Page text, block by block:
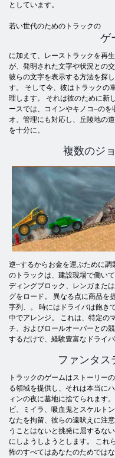
としています。
若い世代のためのトラックの
ゲ
に加えて、レーストラックを再
が、発明された文字や状況との
彼らの文字を表示する方法を探
す。 そして今、彼はトラックの
理します。 それは彼のために新
ースでは、コインやキノコ–の
オ、管理にも対応し、丘陵地の
を十分に。
複数のジ
逆–するからお金を運ぶために
のトラックは、建設現場で働い
ディングブロック、レンガまた
グをロード。 異なる点に商品を
字列、。 時にはドライバは飽き
中でアレンジ。 これは、特定の
チ、およびロールオーバーとの
するだけで、経験豊富なドライバ
ファンタス
トラックのゲームはストーリー
る領域を提供し、それは本当に
ィンの夜に墓地に捨てられます
ビ、ミイラ、吸血鬼とスケルト
なたを拘留、彼らの遠吠えに注
うことはないと挑発に屈するない
にしようしようとします。 これ
怖のすべてはあなたのためでは